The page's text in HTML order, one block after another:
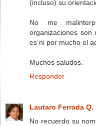
(incluso) su
No me
organizaciones
es ni por mucho el
Muchos saludos.
Responder
Lautaro Ferrada Q.
No recuerdo su